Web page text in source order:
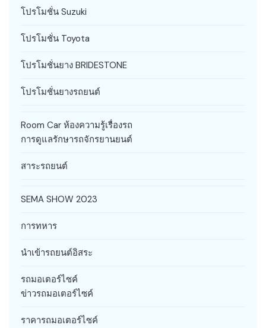
โปรโมชั่น Suzuki
โปรโมชั่น Toyota
โปรโมชั่นยาง BRIDESTONE
โปรโมชั่นยางรถยนต์
Room Car ห้องความรู้เรื่องรถ
การดูแลรักษารถจักรยานยนต์
สาระรถยนต์
SEMA SHOW 2023
การทหาร
นำเข้ารถยนต์อิสระ
รถมอเตอร์ไซค์
ข่าวรถมอเตอร์ไซค์
ราคารถมอเตอร์ไซค์